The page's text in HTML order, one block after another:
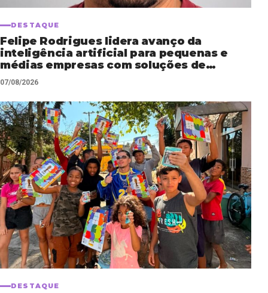
DESTAQUE
Felipe Rodrigues lidera avanço da
inteligência artificial para pequenas e
médias empresas com soluções de
automação empresarial
07/08/2026
DESTAQUE